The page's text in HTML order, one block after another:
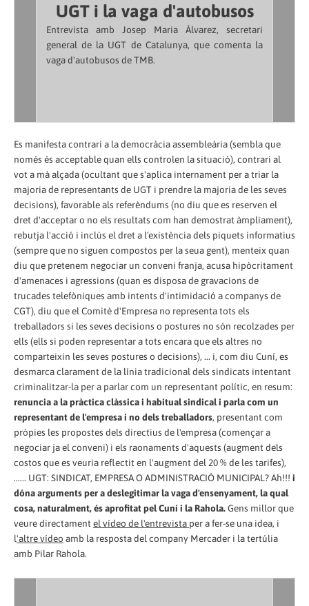
UGT i la vaga d'autobusos
Entrevista amb Josep Maria Álvarez, secretari
general de la UGT de Catalunya, que comenta la
vaga d'autobusos de TMB.
Es manifesta contrari a la democràcia assembleària (sembla que
només és acceptable quan ells controlen la situació), contrari al
vot a mà alçada (ocultant que s'aplica internament per a triar la
majoria de representants de UGT i prendre la majoria de les seves
decisions), favorable als referèndums (no diu que es reserven el
dret d'acceptar o no els resultats com han demostrat àmpliament),
rebutja l'acció i inclús el dret a l'existència dels piquets informatius
(sempre que no siguen compostos per la seua gent), menteix quan
diu que pretenem negociar un conveni franja, acusa hipòcritament
d'amenaces i agressions (quan es disposa de gravacions de
trucades telefòniques amb intents d'intimidació a companys de
CGT), diu que el Comitè d'Empresa no representa tots els
treballadors si les seves decisions o postures no són recolzades per
ells (ells si poden representar a tots encara que els altres no
comparteixin les seves postures o decisions), ... i, com diu Cuní, es
desmarca clarament de la línia tradicional dels sindicats intentant
criminalitzar-la per a parlar com un representant polític, en resum:
renuncia a la pràctica clàssica i habitual sindical i parla com un
representant de l'empresa i no dels treballadors, presentant com
pròpies les propostes dels directius de l'empresa (començar a
negociar ja el conveni) i els raonaments d'aquests (augment dels
costos que es veuria reflectit en l'augment del 20 % de les tarifes),
...... UGT: SINDICAT, EMPRESA O ADMINISTRACIÓ MUNICIPAL? Ah!!! i
dóna arguments per a deslegitimar la vaga d'ensenyament, la qual
cosa, naturalment, és aprofitat pel Cuní i la Rahola.Gens millor que
veure directamentel vídeo de l'entrevista per a fer-se una idea, i
l'altre vídeo amb la resposta del company Mercader i la tertúlia
amb Pilar Rahola.